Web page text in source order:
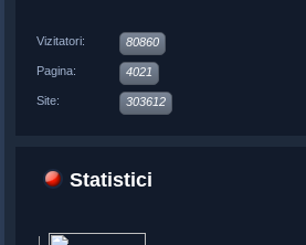
Vizitatori: 80860
Pagina: 4021
Site: 303612
Statistici